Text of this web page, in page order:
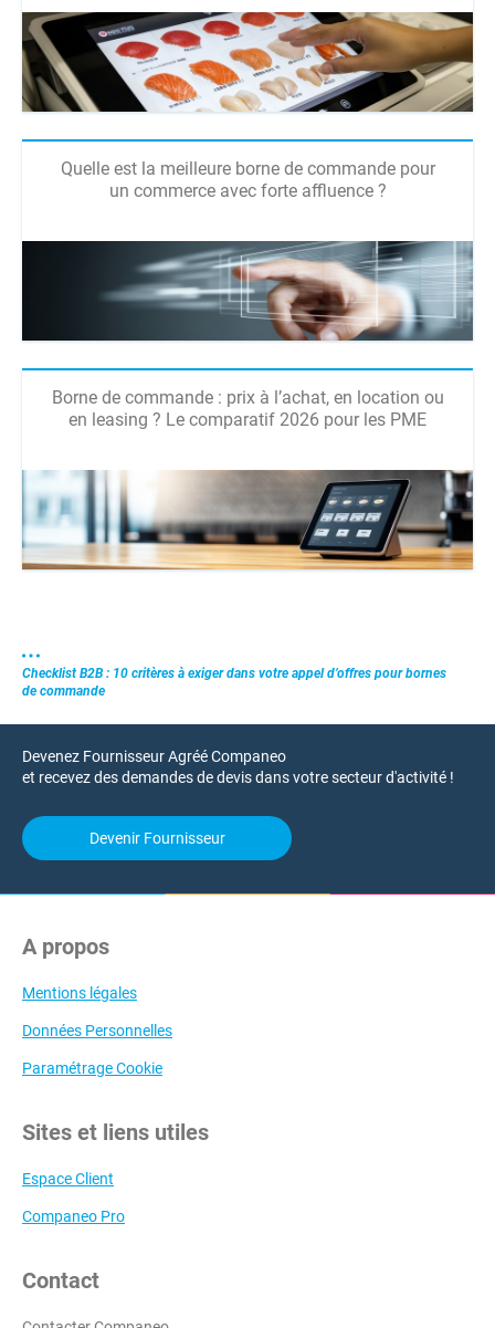
Quelle est la meilleure borne de commande pour
un commerce avec forte affluence ?
Borne de commande : prix à l’achat, en location ou
en leasing ? Le comparatif 2026 pour les PME
Checklist B2B : 10 critères à exiger dans votre appel d’offres pour bornes
de commande
Devenez Fournisseur Agréé Companeo
et recevez des demandes de devis dans votre secteur d'activité !
Devenir Fournisseur
A propos
Mentions légales
Données Personnelles
Paramétrage Cookie
Sites et liens utiles
Espace Client
Companeo Pro
Contact